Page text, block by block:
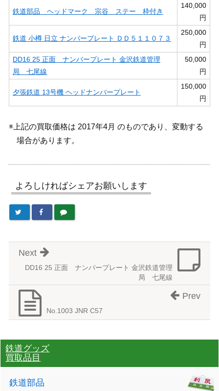
鉄道部品 ヘッドマーク 宗谷 ステー 枠付き
140,000
円
鉄道 小樽 日立 ナンバープレート ＤＤ５１１０７３
250,000
円
DD16 25 正面 ナンバープレート 金沢鉄道管理
局 七尾線
50,000
円
夕張鉄道 13号機 ヘッドナンバープレート
150,000
円
※上記の買取価格は 2017年4月 のものであり、変動する
場合があります。
よろしければシェアお願いします
DD16 25 正面 ナンバープレート 金沢鉄道管理
局 七尾線
Next
No.1003 JNR C57
Prev
鉄道グッズ
買取品目
鉄道部品